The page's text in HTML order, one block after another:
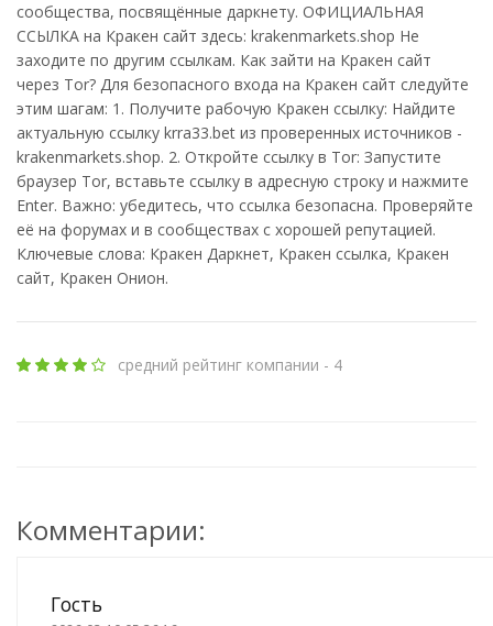
сообщества, посвящённые даркнету. ОФИЦИАЛЬНАЯ
ССЫЛКА на Кракен сайт здесь: krakenmarkets.shop Не
заходите по другим ссылкам. Как зайти на Кракен сайт
через Tor? Для безопасного входа на Кракен сайт следуйте
этим шагам: 1. Получите рабочую Кракен ссылку: Найдите
актуальную ссылку krra33.bet из проверенных источников -
krakenmarkets.shop. 2. Откройте ссылку в Tor: Запустите
браузер Tor, вставьте ссылку в адресную строку и нажмите
Enter. Важно: убедитесь, что ссылка безопасна. Проверяйте
её на форумах и в сообществах с хорошей репутацией.
Ключевые слова: Кракен Даркнет, Кракен ссылка, Кракен
сайт, Кракен Онион.
средний рейтинг компании - 4
Комментарии:
Гость